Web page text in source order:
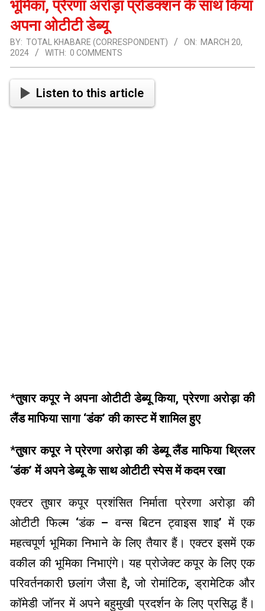
भूमिका, प्रेरणा अरोड़ा प्रोडक्शन के साथ किया
अपना ओटीटी डेब्यू
BY: TOTAL KHABARE (CORRESPONDENT) ON: MARCH 20,
2024
WITH: 0 COMMENTS
Listen to this article
*तुषार कपूर ने अपना ओटीटी डेब्यू किया, प्रेरणा अरोड़ा की
लैंड माफिया सागा ‘डंक’ की कास्ट में शामिल हुए
*तुषार कपूर ने प्रेरणा अरोड़ा की डेब्यू लैंड माफिया थ्रिलर
‘डंक’ में अपने डेब्यू के साथ ओटीटी स्पेस में कदम रखा
एक्टर तुषार कपूर प्रशंसित निर्माता प्रेरणा अरोड़ा की
ओटीटी फिल्म ‘डंक – वन्स बिटन ट्वाइस शाइ’ में एक
महत्वपूर्ण भूमिका निभाने के लिए तैयार हैं। एक्टर इसमें एक
वकील की भूमिका निभाएंगे। यह प्रोजेक्ट कपूर के लिए एक
परिवर्तनकारी छलांग जैसा है, जो रोमांटिक, ड्रामेटिक और
कॉमेडी जॉनर में अपने बहुमुखी प्रदर्शन के लिए प्रसिद्ध हैं।